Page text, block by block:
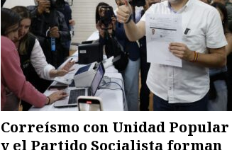
Correísmo con Unidad Popular
y el Partido Socialista forman